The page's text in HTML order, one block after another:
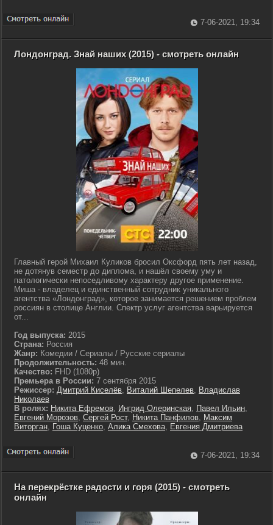
7-06-2021, 19:34
Лондонград. Знай наших (2015) - смотреть онлайн
Главный герой Михаил Куликов бросил Оксфорд пять лет назад,
не дотянув семестр до диплома, и нашёл своему уму и
патологически непоседливому характеру другое применение.
Миша - владелец и единственный сотрудник уникального
агентства «Лондонград», которое занимается решением проблем
россиян в столице Англии. Спектр услуг агентства варьируется
от...
Год выпуска: 2015
Страна: Россия
Жанр: Комедии / Сериалы / Русские сериалы
Продолжительность: 48 мин.
Качество: FHD (1080p)
Премьера в России: 7 сентября 2015
Режиссер: Дмитрий Киселёв, Виталий Шепелев, Владислав
Николаев
В ролях: Никита Ефремов, Ингрид Олеринская, Павел Ильин,
Евгений Морозов, Сергей Рост, Никита Панфилов, Максим
Виторган, Гоша Куценко, Алика Смехова, Евгения Дмитриева
7-06-2021, 19:34
На перекрёстке радости и горя (2015) - смотреть
онлайн